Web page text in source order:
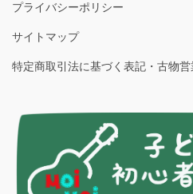
プライバシーポリシー
サイトマップ
特定商取引法に基づく表記・古物